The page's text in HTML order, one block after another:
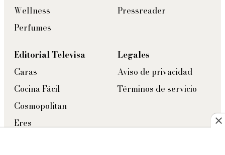
Wellness
Perfumes
Pressreader
Editorial Televisa
Caras
Cocina Fácil
Cosmopolitan
Eres
Legales
Aviso de privacidad
Términos de servicio